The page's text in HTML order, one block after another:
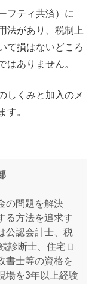
フティ共済）に
法があり、税制上
て損はないどころ
はありません。
しくみと加入のメ
す。
の問題を解決
る方法を追求す
公認会計士、税
診断士、住宅ロ
書士等の資格を
場を3年以上経験